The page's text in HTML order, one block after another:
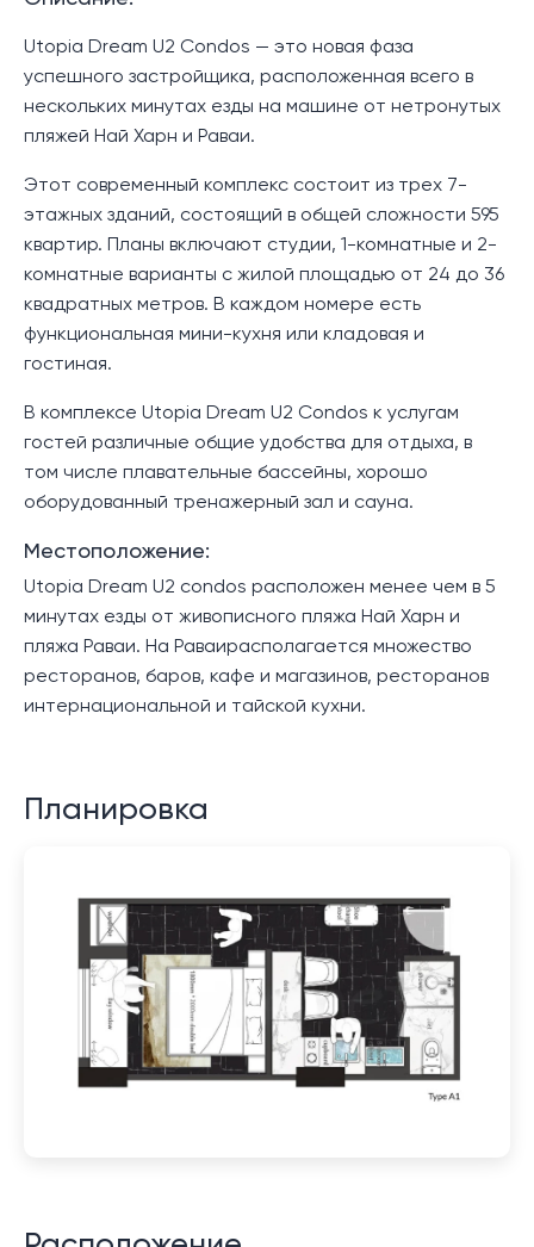
Utopia Dream U2 Condos — это новая фаза
успешного застройщика, расположенная всего в
нескольких минутах езды на машине от нетронутых
пляжей Най Харн и Раваи.
Этот современный комплекс состоит из трех 7-
этажных зданий, состоящий в общей сложности 595
квартир. Планы включают студии, 1-комнатные и 2-
комнатные варианты с жилой площадью от 24 до 36
квадратных метров. В каждом номере есть
функциональная мини-кухня или кладовая и
гостиная.
В комплексе Utopia Dream U2 Condos к услугам
гостей различные общие удобства для отдыха, в
том числе плавательные бассейны, хорошо
оборудованный тренажерный зал и сауна.
Местоположение:
Utopia Dream U2 condos расположен менее чем в 5
минутах езды от живописного пляжа Най Харн и
пляжа Раваи. На Раваирасполагается множество
ресторанов, баров, кафе и магазинов, ресторанов
интернациональной и тайской кухни.
Планировка